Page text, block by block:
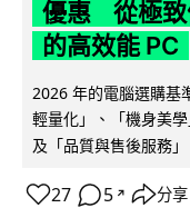
優惠 從極致
的高效能 PC
2026 年的電腦選購基
輕量化」、「機身美
及「品質與售後服務
27 5 ↗ 分享